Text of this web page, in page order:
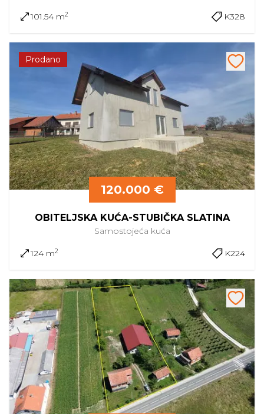
101.54 m2 K328
Prodano
120.000 €
OBITELJSKA KUĆA-STUBIČKA SLATINA
Samostojeća kuća
124 m2 K224